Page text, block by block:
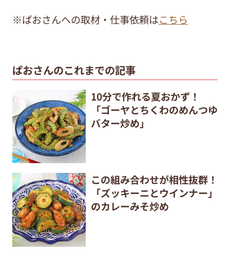
※ぱおさんへの取材・仕事依頼はこちら
ぱおさんのこれまでの記事
10分で作れる夏おかず！
「ゴーヤとちくわのめんつゆ
バター炒め」
この組み合わせが相性抜群！
「ズッキーニとウインナー」
のカレーみそ炒め